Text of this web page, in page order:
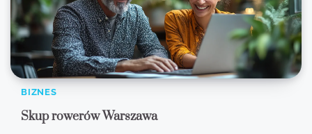
BIZNES
Skup rowerów Warszawa